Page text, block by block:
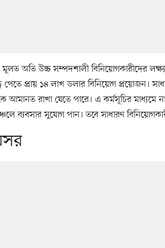
মূলত অতি উচ্চ সম্পদশালী বিনিয়োগকারীদের
পেতে প্রায় ১৪ লাখ ডলার বিনিয়োগ প্রয়োজন।
আমানত রাখা যেতে পারে। এ কর্মসূচির মাধ্যমে
ব্যবসার সুযোগ পান। তবে সাধারণ